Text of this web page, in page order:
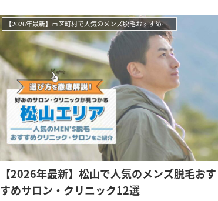
【2026年最新】市区町村で人気のメンズ脱毛おすすめサロン・クリニック
【2026年最新】松山で人気のメンズ脱毛おす
すめサロン・クリニック12選